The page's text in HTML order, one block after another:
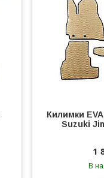
Килимки
Suzuki
1
В